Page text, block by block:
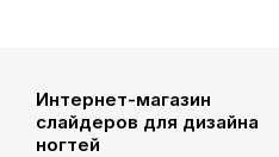
Интернет-магазин
слайдеров для дизайна
ногтей